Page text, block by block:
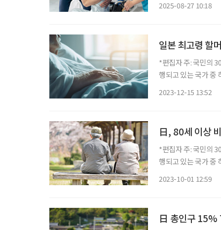
2025-08-27 10:18
일본 최고령 할
*편집자 주: 국민의
행되고 있는 국가 중 하나인 일
2023-12-15 13:52
日, 80세 이상
*편집자 주: 국민의
행되고 있는 국가 중 하나인
2023-10-01 12:59
日 총인구 15%